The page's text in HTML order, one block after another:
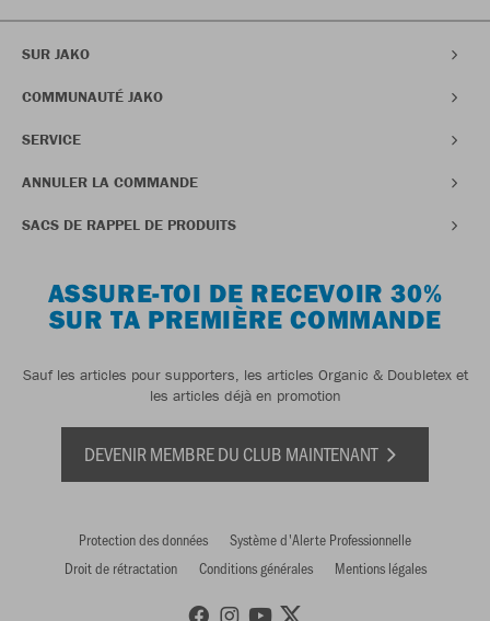
SUR JAKO
COMMUNAUTÉ JAKO
SERVICE
ANNULER LA COMMANDE
SACS DE RAPPEL DE PRODUITS
ASSURE-TOI DE RECEVOIR 30%
SUR TA PREMIÈRE COMMANDE
Sauf les articles pour supporters, les articles Organic & Doubletex et
les articles déjà en promotion
DEVENIR MEMBRE DU CLUB MAINTENANT
Protection des données
Système d'Alerte Professionnelle
Droit de rétractation
Conditions générales Mentions légales